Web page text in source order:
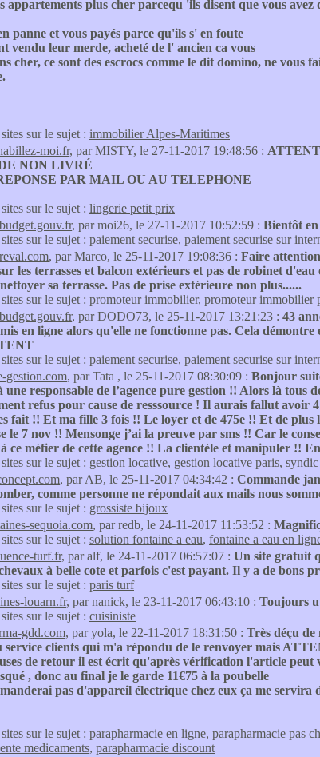
appartements plus cher parcequ 'ils disent que vous
panne et vous payés parce qu'ils s' en foute
vendu leur merde, acheté de l' ancien ca vous
cher, ce sont des escrocs comme le dit domino, ne vous
sur le sujet : immobilier Alpes-Maritimes
moi.fr, par MISTY, le 27-11-2017 19:48:56 :
NON LIVRÉ
PAR MAIL OU AU TELEPHONE
sur le sujet : lingerie petit prix
, par moi26, le 27-11-2017 10:52:59 : Bientôt en
sur le sujet : paiement securise, paiement securise sur
, par Marco, le 25-11-2017 19:08:36 : Faire
les terrasses et balcon extérieurs et pas de robinet
sa terrasse. Pas de prise extérieure non plus......
sur le sujet : promoteur immobilier, promoteur immobilier
, par DODO73, le 25-11-2017 13:21:23 : 43
en ligne alors qu'elle ne fonctionne pas. Cela
sur le sujet : paiement securise, paiement securise sur
gestion.com, par Tata , le 25-11-2017 08:30:09 : Bonjour
une responsable de l’agence pure gestion !! Alors là tous
refus pour cause de resssource ! Il aurais fallut avoir
fait !! Et ma fille 3 fois !! Le loyer et de 475e !! Et de plus
le 7 nov !! Mensonge j’ai la preuve par sms !! Car le
ce méfier de cette agence !! La clientèle et manipuler !!
sur le sujet : gestion locative, gestion locative paris,
, par AB, le 25-11-2017 04:34:42 : Commande
comme personne ne répondait aux mails nous
sur le sujet : grossiste bijoux
sequoia.com, par redb, le 24-11-2017 11:53:52 :
sur le sujet : solution fontaine a eau, fontaine a eau en
turf.fr, par alf, le 24-11-2017 06:57:07 : Un site gratuit
à belle cote et parfois c'est payant. Il y a de bons
sur le sujet : paris turf
louarn.fr, par nanick, le 23-11-2017 06:43:10 : Toujours
sur le sujet : cuisiniste
gdd.com, par yola, le 22-11-2017 18:31:50 : Très déçu
service clients qui m'a répondu de le renvoyer mais
de retour il est écrit qu'après vérification l'article
, donc au final je le garde 11€75 à la poubelle
pas d'appareil électrique chez eux ça me servira
sur le sujet : parapharmacie en ligne, parapharmacie pas
medicaments, parapharmacie discount